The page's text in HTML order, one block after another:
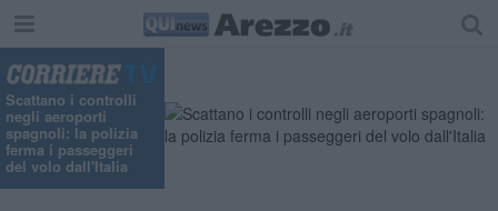
Scattano i controlli
negli aeroporti
spagnoli: la polizia
ferma i passeggeri
del volo dall'Italia